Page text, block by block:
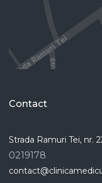
Contact
Strada Ramuri Tei, nr.
0219178